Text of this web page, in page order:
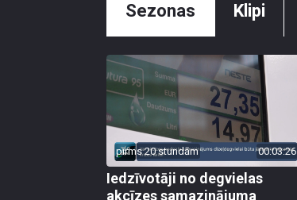
Sezonas Klipi
pirms 20 stundām 00:03:26
Iedzīvotāji no degvielas
akcīzes samazinājuma